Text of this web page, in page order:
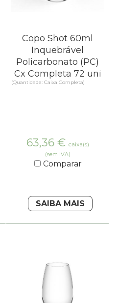
Copo Shot 60ml
Inquebrável
Policarbonato (PC)
Cx Completa 72 uni
(Quantidade: Caixa Completa)
63,36 € caixa(s)
(sem IVA)
Comparar
SAIBA MAIS